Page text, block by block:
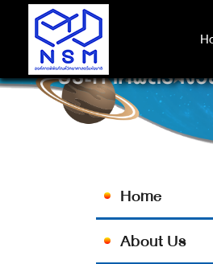
ประกาศผลราง
Home
About Us